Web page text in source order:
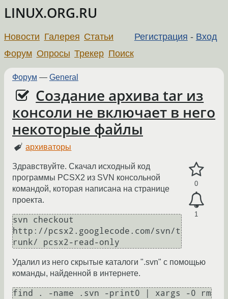
LINUX.ORG.RU
Регистрация - Вход
Новости Галерея Статьи
Форум Опросы Трекер Поиск
Форум — General
Создание архива tar из
консоли не включает в него
некоторые файлы
архиваторы
0
1
Здравствуйте. Скачал исходный код
программы PCSX2 из SVN консольной
командой, которая написана на странице
проекта.
svn checkout
http://pcsx2.googlecode.com/svn/t
runk/ pcsx2-read-only
Удалил из него скрытые каталоги ".svn" с помощью
команды, найденной в интернете.
find . -name .svn -print0 | xargs -0 rm